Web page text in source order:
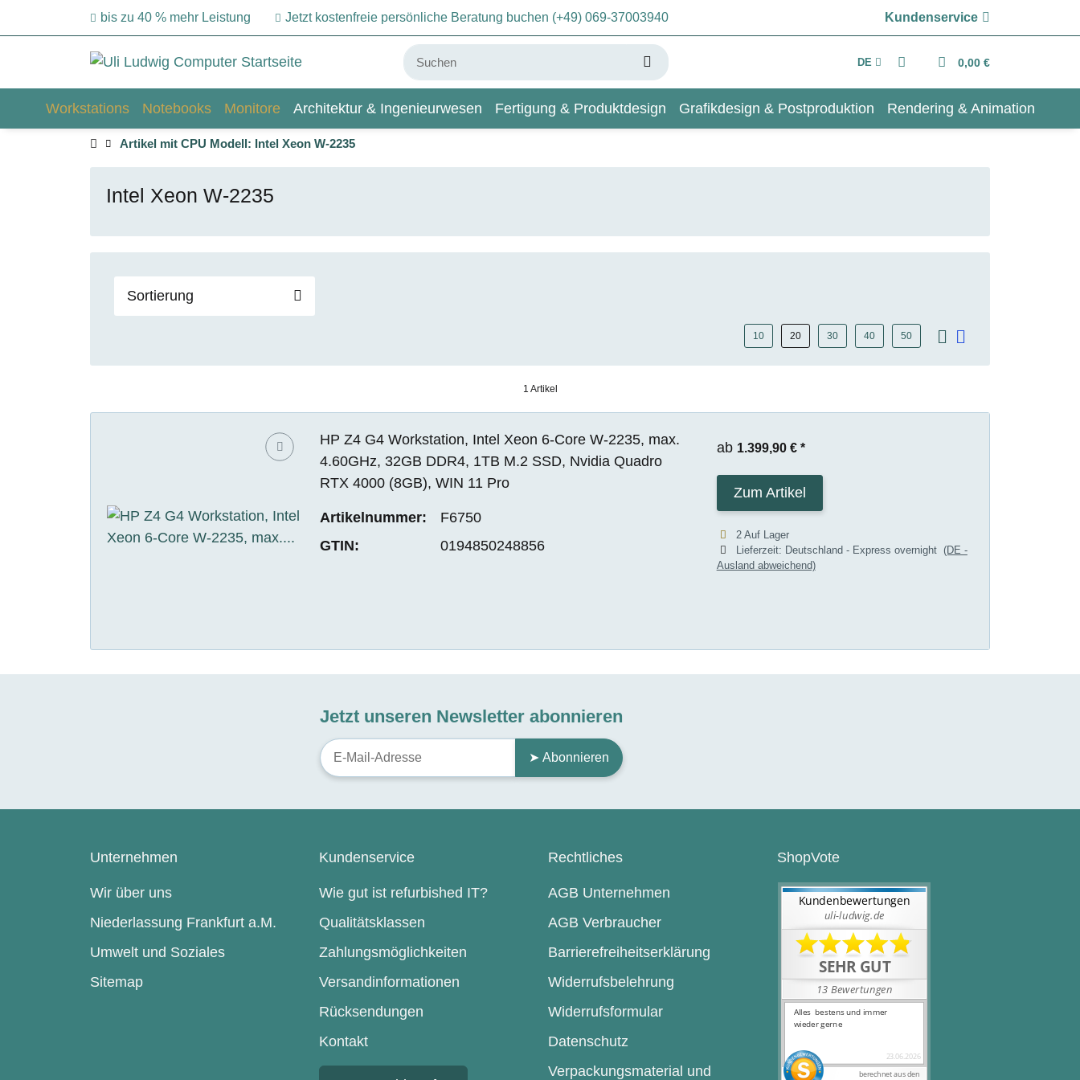
bis zu 40 % mehr Leistung Jetzt kostenfreie persönliche Beratung buchen (+49) 069-37003940 Kundenservice
DE 0,00 €
Workstations Notebooks Monitore Architektur & Ingenieurwesen Fertigung & Produktdesign Grafikdesign & Postproduktion Rendering & Animation
Artikel mit CPU Modell: Intel Xeon W-2235
Intel Xeon W-2235
Sortierung
10 20 30 40 50
1 Artikel
HP Z4 G4 Workstation, Intel Xeon 6-Core W-2235, max.
4.60GHz, 32GB DDR4, 1TB M.2 SSD, Nvidia Quadro
RTX 4000 (8GB), WIN 11 Pro
Artikelnummer:
F6750
GTIN:
0194850248856
ab 1.399,90 € *
Zum Artikel
2 Auf Lager
Lieferzeit: Deutschland - Express overnight (DE -
Ausland abweichend)
Jetzt unseren Newsletter abonnieren
➤ Abonnieren
Unternehmen
Wir über uns
Niederlassung Frankfurt a.M.
Umwelt und Soziales
Sitemap
Kundenservice
Wie gut ist refurbished IT?
Qualitätsklassen
Zahlungsmöglichkeiten
Versandinformationen
Rücksendungen
Kontakt
Rechtliches
AGB Unternehmen
AGB Verbraucher
Barrierefreiheitserklärung
Widerrufsbelehrung
Widerrufsformular
Datenschutz
Verpackungsmaterial und
ShopVote